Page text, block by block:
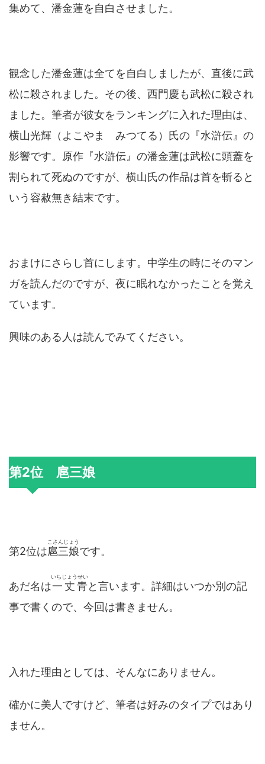
集めて、潘金蓮を自白させました。
観念した潘金蓮は全てを自白しましたが、直後に武
松に殺されました。その後、西門慶も武松に殺され
ました。筆者が彼女をランキングに入れた理由は、
横山光輝（よこやま みつてる）氏の『水滸伝』の
影響です。原作『水滸伝』の潘金蓮は武松に頭蓋を
割られて死ぬのですが、横山氏の作品は首を斬ると
いう容赦無き結末です。
おまけにさらし首にします。中学生の時にそのマン
ガを読んだのですが、夜に眠れなかったことを覚え
ています。
興味のある人は読んでみてください。
第2位 扈三娘
第2位は扈三娘
こさんじょう
です。
あだ名は一丈青
いちじょうせい
と言います。詳細はいつか別の記
事で書くので、今回は書きません。
入れた理由としては、そんなにありません。
確かに美人ですけど、筆者は好みのタイプではあり
ません。